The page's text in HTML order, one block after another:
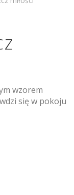
wzorem
się w pokoju